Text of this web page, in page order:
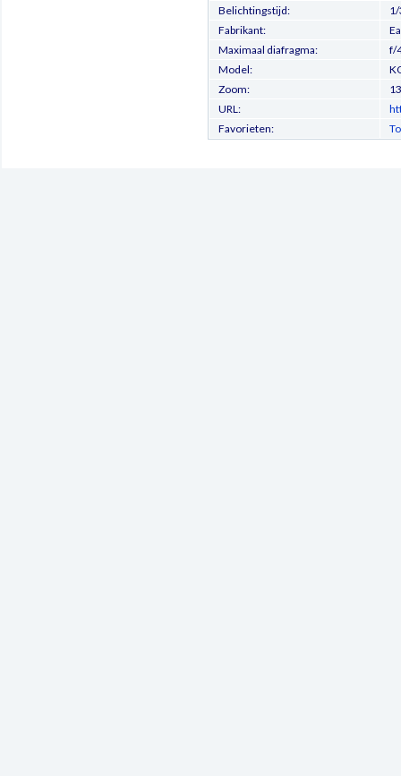
Belichtingstijd:
Fabrikant:
Maximaal diafragma:
f/
Model:
Zoom:
URL:
Favorieten: